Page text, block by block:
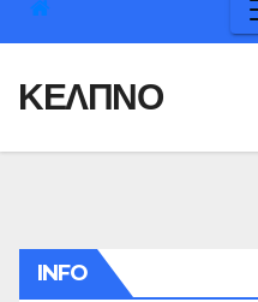
ΚΕΛΠΝΟ
INFO